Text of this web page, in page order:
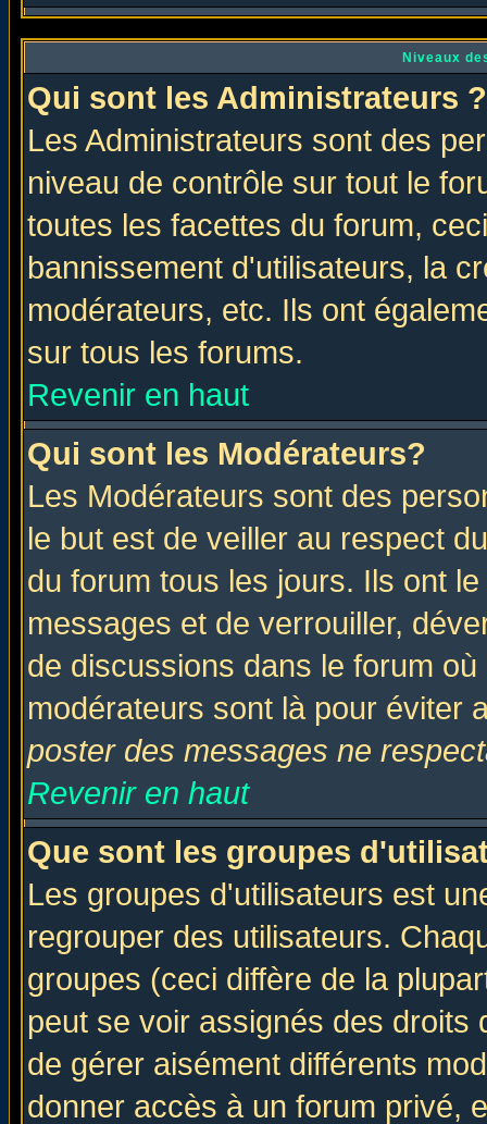
Niveaux
Qui sont les Administrateurs ?
Les Administrateurs sont des
niveau de contrôle sur tout le
toutes les facettes du forum,
bannissement d'utilisateurs, la
modérateurs, etc. Ils ont
sur tous les forums.
Revenir en haut
Qui sont les Modérateurs?
Les Modérateurs sont des
le but est de veiller au respect
du forum tous les jours. Ils ont
messages et de verrouiller,
de discussions dans le forum
modérateurs sont là pour éviter
poster des messages ne
Revenir en haut
Que sont les groupes
Les groupes d'utilisateurs est
regrouper des utilisateurs.
groupes (ceci diffère de la
peut se voir assignés des
de gérer aisément différents
donner accès à un forum privé,